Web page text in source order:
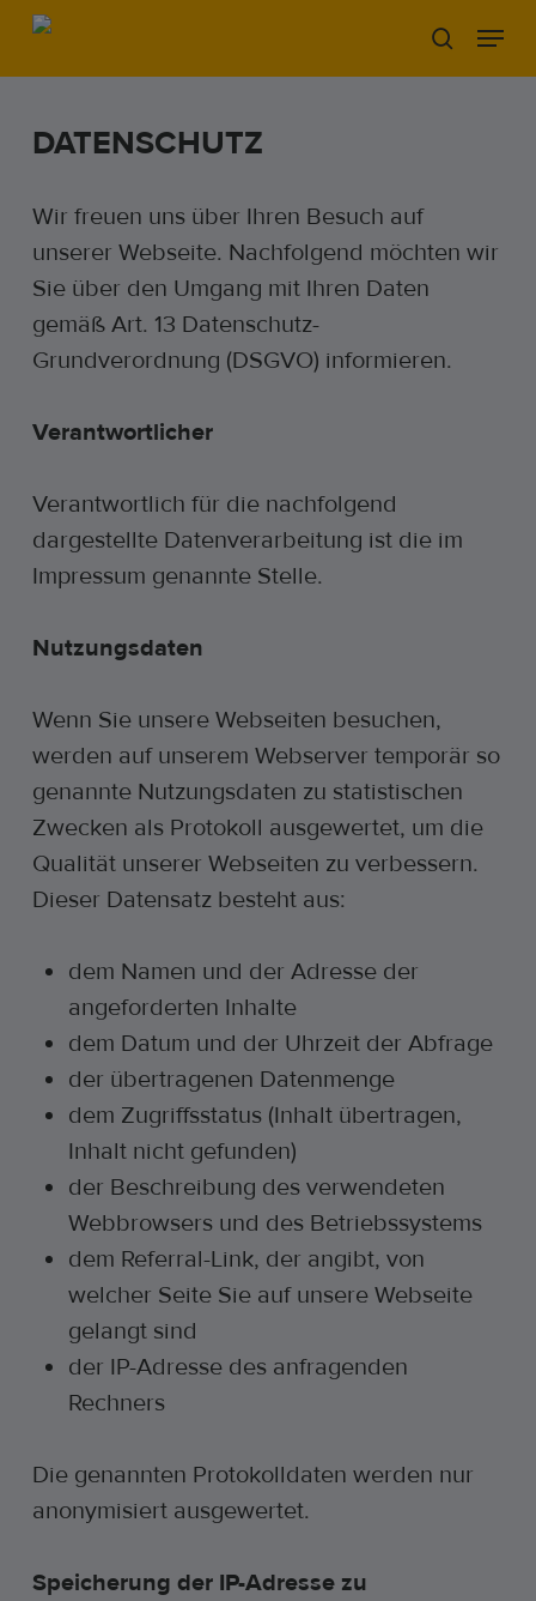
Skip
content
search
Menu
DATENSCHUTZ
Wir freuen uns über Ihren Besuch auf
unserer Webseite. Nachfolgend möchten wir
Sie über den Umgang mit Ihren Daten
gemäß Art. 13 Datenschutz-
Grundverordnung (DSGVO) informieren.
Verantwortlicher
Verantwortlich für die nachfolgend
dargestellte Datenverarbeitung ist die im
Impressum genannte Stelle.
Nutzungsdaten
Wenn Sie unsere Webseiten besuchen,
werden auf unserem Webserver temporär so
genannte Nutzungsdaten zu statistischen
Zwecken als Protokoll ausgewertet, um die
Qualität unserer Webseiten zu verbessern.
Dieser Datensatz besteht aus:
dem Namen und der Adresse der
angeforderten Inhalte
dem Datum und der Uhrzeit der Abfrage
der übertragenen Datenmenge
dem Zugriffsstatus (Inhalt übertragen,
Inhalt nicht gefunden)
der Beschreibung des verwendeten
Webbrowsers und des Betriebssystems
dem Referral-Link, der angibt, von
welcher Seite Sie auf unsere Webseite
gelangt sind
der IP-Adresse des anfragenden
Rechners
Die genannten Protokolldaten werden nur
anonymisiert ausgewertet.
Speicherung der IP-Adresse zu